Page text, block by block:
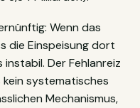
Wenn das
die Einspeisung dort
Der Fehlanreiz
systematisches
Mechanismus,